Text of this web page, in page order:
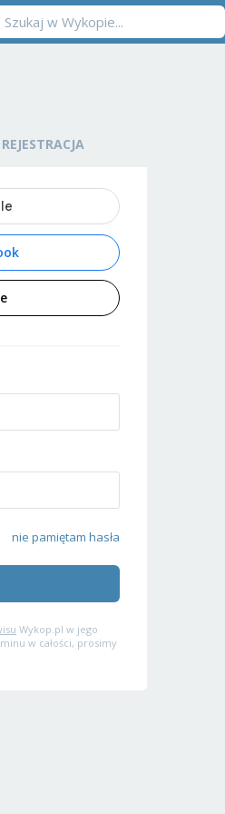
REJESTRACJA
nie pamiętam hasła
Wykop.pl w jego
w całości, prosimy